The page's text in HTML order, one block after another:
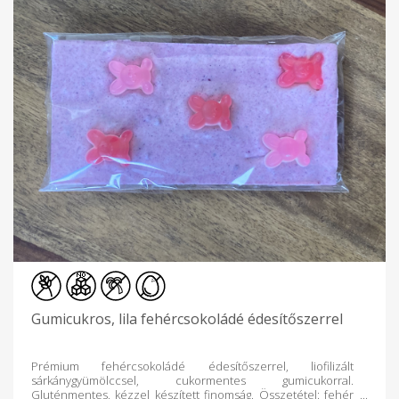
Gumicukros, lila fehércsokoládé édesítőszerrel
Prémium fehércsokoládé édesítőszerrel, liofilizált
sárkánygyümölccsel, cukormentes gumicukorral.
Gluténmentes, kézzel készített finomság. Összetétel: fehér